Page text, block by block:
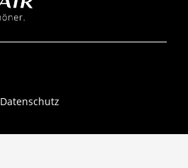
Datenschutz